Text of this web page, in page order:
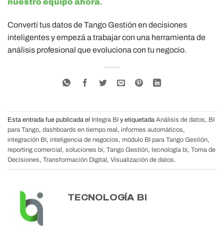
nuestro equipo ahora.
Convertí tus datos de Tango Gestión en decisiones
inteligentes y empezá a trabajar con una herramienta de
análisis profesional que evoluciona con tu negocio.
Esta entrada fue publicada el Integra BI y etiquetada Análisis de datos, BI
para Tango, dashboards en tiempo real , informes automáticos,
integración BI, inteligencia de negocios, módulo BI para Tango Gestión,
reporting comercial , soluciones bi, Tango Gestión, tecnología bi, Toma de
Decisiones, Transformación Digital , Visualización de datos.
TECNOLOGÍA BI